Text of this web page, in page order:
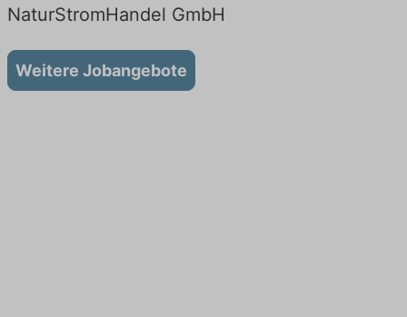
NaturStromHandel GmbH
Weitere Jobangebote